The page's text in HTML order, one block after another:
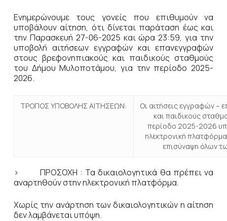
Ενημερώνουμε τους γονείς που επιθυμούν να
υποβάλουν αίτηση, ότι δίνεται παράταση έως και
την Παρασκευή 27-06-2025 και ώρα 23:59, για την
υποβολή αιτήσεων εγγραφών και επανεγγραφών
στους βρεφονηπιακούς και παιδικούς σταθμούς
του Δήμου Μυλοποτάμου, για την περίοδο 2025-
2026.
ΤΡΟΠΟΣ ΥΠΟΒΟΛΗΣ ΑΙΤΗΣΕΩΝ:
Οι αιτήσεις εγγραφών –
και παιδικούς
περίοδο 2025-2026
ηλεκτρονική
επισύναψη όλων
> ΠΡΟΣΟΧΗ : Τα δικαιολογητικά θα πρέπει να
αναρτηθούν στην ηλεκτρονική πλατφόρμα.
Χωρίς την ανάρτηση των δικαιολογητικών η αίτηση
δεν λαμβάνεται υπόψη.